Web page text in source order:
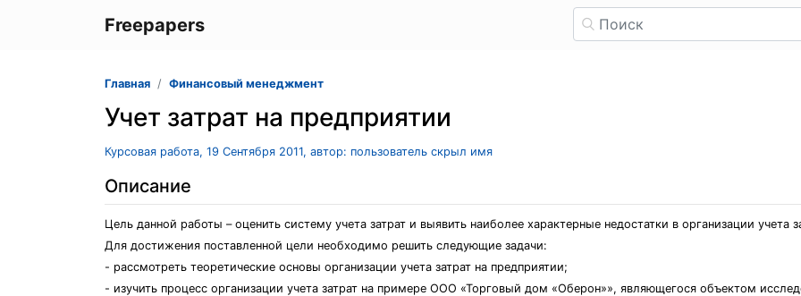
Freepapers
Главная Финансовый менеджмент
Учет затрат на предприятии
Курсовая работа, 19 Сентября 2011, автор: пользователь скрыл имя
Описание
Цель данной работы – оценить систему учета затрат и выявить наиболее характерные недостатки в организации
Для достижения поставленной цели необходимо решить следующие задачи:
- рассмотреть теоретические основы организации учета затрат на предприятии;
- изучить процесс организации учета затрат на примере ООО «Торговый дом «Оберон»», являющегося объектом